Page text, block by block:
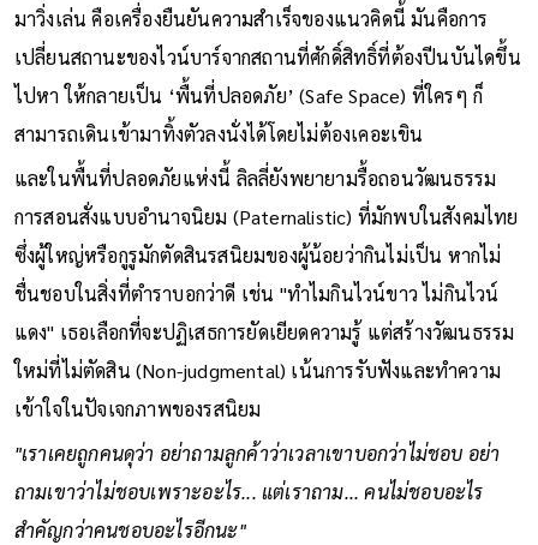
มาวิ่งเล่น คือเครื่องยืนยันความสำเร็จของแนวคิดนี้ มันคือการ
เปลี่ยนสถานะของไวน์บาร์จากสถานที่ศักดิ์สิทธิ์ที่ต้องปีนบันไดขึ้น
ไปหา ให้กลายเป็น ‘พื้นที่ปลอดภัย’ (Safe Space) ที่ใครๆ ก็
สามารถเดินเข้ามาทิ้งตัวลงนั่งได้โดยไม่ต้องเคอะเขิน
และในพื้นที่ปลอดภัยแห่งนี้ ลิลลี่ยังพยายามรื้อถอนวัฒนธรรม
การสอนสั่งแบบอำนาจนิยม (Paternalistic) ที่มักพบในสังคมไทย
ซึ่งผู้ใหญ่หรือกูรูมักตัดสินรสนิยมของผู้น้อยว่ากินไม่เป็น หากไม่
ชื่นชอบในสิ่งที่ตำราบอกว่าดี เช่น "ทำไมกินไวน์ขาว ไม่กินไวน์
แดง" เธอเลือกที่จะปฏิเสธการยัดเยียดความรู้ แต่สร้างวัฒนธรรม
ใหม่ที่ไม่ตัดสิน (Non-judgmental) เน้นการรับฟังและทำความ
เข้าใจในปัจเจกภาพของรสนิยม
"เราเคยถูกคนดุว่า อย่าถามลูกค้าว่าเวลาเขาบอกว่าไม่ชอบ อย่า
ถามเขาว่าไม่ชอบเพราะอะไร... แต่เราถาม... คนไม่ชอบอะไร
สำคัญกว่าคนชอบอะไรอีกนะ"